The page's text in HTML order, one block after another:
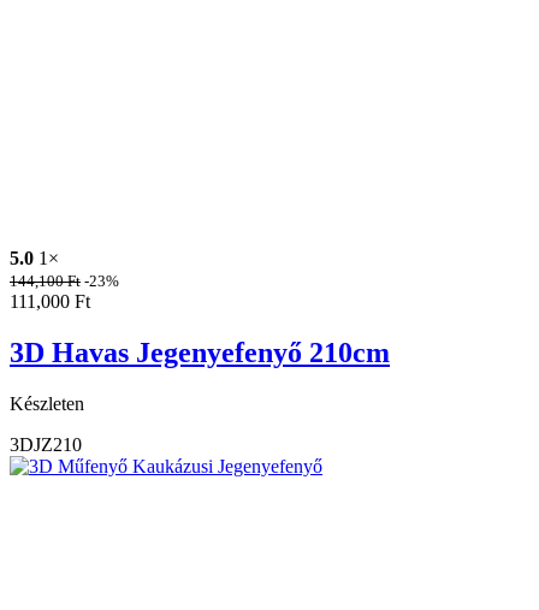
5.0 1×
144,100Ft -23%
111,000 Ft
3D Havas Jegenyefenyő 210cm
Készleten
3DJZ210